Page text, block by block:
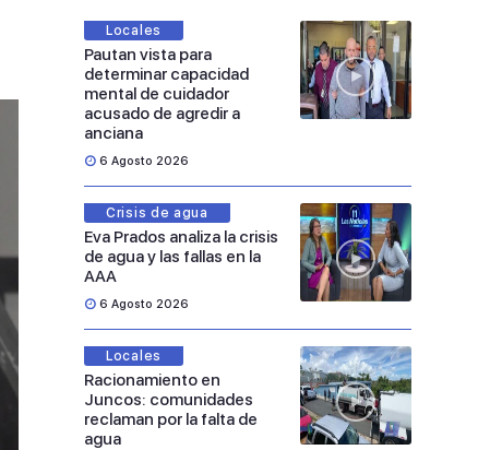
Locales
Pautan vista para
determinar capacidad
mental de cuidador
acusado de agredir a
anciana
6 Agosto 2026
Crisis de agua
Eva Prados analiza la crisis
de agua y las fallas en la
AAA
6 Agosto 2026
Locales
Racionamiento en
Juncos: comunidades
reclaman por la falta de
agua